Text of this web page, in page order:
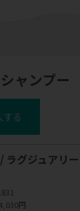
ャンプー
する
ラグジュアリ
4,030円